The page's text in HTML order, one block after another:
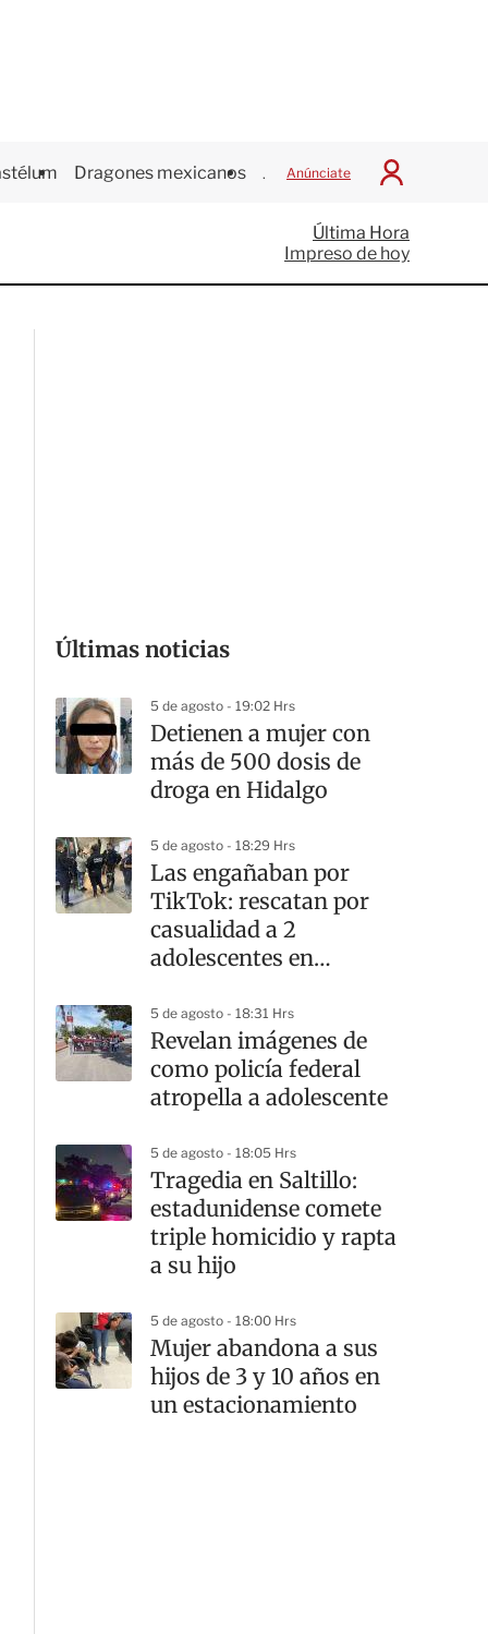
Dragones mexicanos Juegos Centroamericanos
Anúnciate
I
c
i
a
Última Hora
Impreso de hoy
Últimas noticias
5 de agosto - 19:02 Hrs
Detienen a mujer con
más de 500 dosis de
droga en Hidalgo
5 de agosto - 18:29 Hrs
Las engañaban por
TikTok: rescatan por
casualidad a 2
adolescentes en
5 de agosto - 18:31 Hrs
Revelan imágenes de
como policía federal
atropella a adolescente
5 de agosto - 18:05 Hrs
Tragedia en Saltillo:
estadunidense comete
triple homicidio y rapta
a su hijo
5 de agosto - 18:00 Hrs
Mujer abandona a sus
hijos de 3 y 10 años en
un estacionamiento